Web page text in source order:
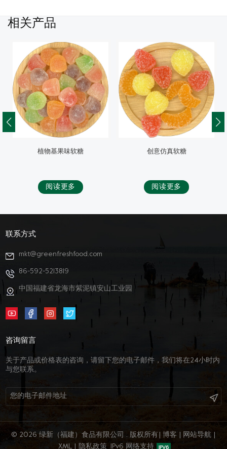
相关产品
植物基果味软糖
阅读更多
创意仿真软糖
阅读更多
联系方式
mkt@greenfreshfood.com
86-592-5213819
中国福建省龙海市紫泥镇安山工业园
咨询留言
关于产品或价格表的咨询，请留下您的电子邮件，我们将在24小时内
与您联系。
© 2026 绿新（福建）食品有限公司 . 版权所有 博客 网站导航
XML
隐私政策 IPv6 网络支持